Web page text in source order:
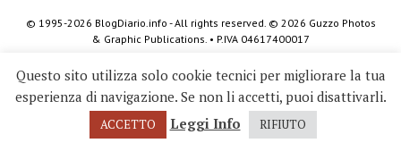
© 1995-2026 BlogDiario.info - All rights reserved. © 2026 Guzzo Photos
& Graphic Publications. • P.IVA 04617400017
Questo sito utilizza solo cookie tecnici per migliorare la tua
esperienza di navigazione. Se non li accetti, puoi disattivarli.
ACCETTO Leggi Info RIFIUTO